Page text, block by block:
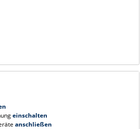
einschalten
anschließen